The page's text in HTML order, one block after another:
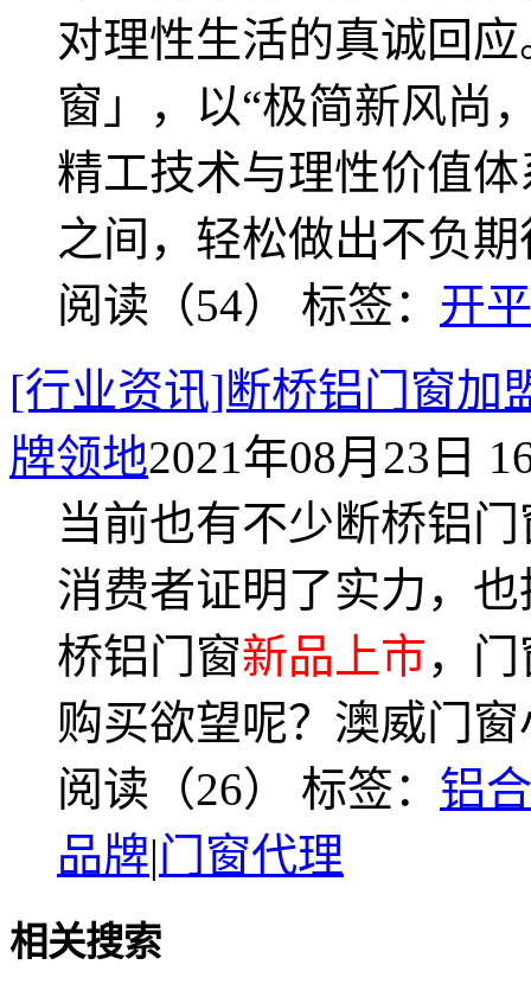
对理性生活的真诚回
窗」，以“极简新风尚
精工技术与理性价值
之间，轻松做出不负
阅读（54） 标签： 开
[行业资讯]断桥铝门窗加
牌领地2021年08月23日
当前也有不少断桥铝
消费者证明了实力，
桥铝门窗新品上市，
购买欲望呢？澳威门
阅读（26） 标签： 铝
品牌|门窗代理
相关搜索